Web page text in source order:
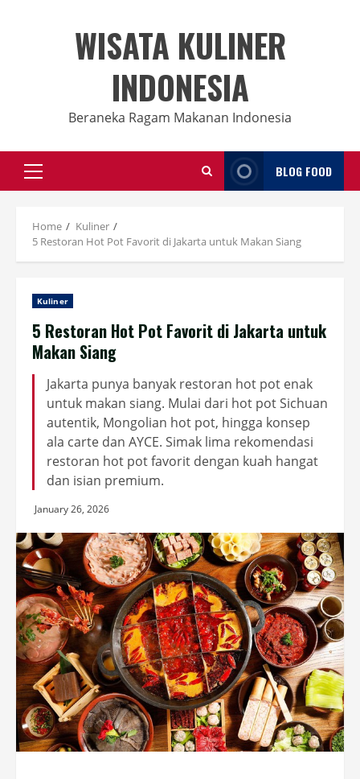
WISATA KULINER
INDONESIA
Beraneka Ragam Makanan Indonesia
Primary
Menu
BLOG FOOD
Home
Kuliner
5 Restoran Hot Pot Favorit di Jakarta untuk Makan Siang
Kuliner
5 Restoran Hot Pot Favorit di Jakarta untuk
Makan Siang
Jakarta punya banyak restoran hot pot enak
untuk makan siang. Mulai dari hot pot Sichuan
autentik, Mongolian hot pot, hingga konsep
ala carte dan AYCE. Simak lima rekomendasi
restoran hot pot favorit dengan kuah hangat
dan isian premium.
January 26, 2026